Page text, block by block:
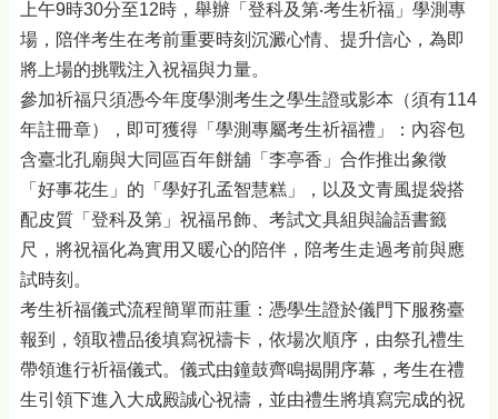
上午9時30分至12時，舉辦「登科及第‧考生祈福」學測專
場，陪伴考生在考前重要時刻沉澱心情、提升信心，為即
將上場的挑戰注入祝福與力量。
參加祈福只須憑今年度學測考生之學生證或影本（須有114
年註冊章），即可獲得「學測專屬考生祈福禮」：內容包
含臺北孔廟與大同區百年餅舖「李亭香」合作推出象徵
「好事花生」的「學好孔孟智慧糕」，以及文青風提袋搭
配皮質「登科及第」祝福吊飾、考試文具組與論語書籤
尺，將祝福化為實用又暖心的陪伴，陪考生走過考前與應
試時刻。
考生祈福儀式流程簡單而莊重：憑學生證於儀門下服務臺
報到，領取禮品後填寫祝禱卡，依場次順序，由祭孔禮生
帶領進行祈福儀式。儀式由鐘鼓齊鳴揭開序幕，考生在禮
生引領下進入大成殿誠心祝禱，並由禮生將填寫完成的祝